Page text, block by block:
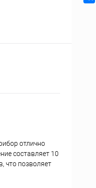
отлично
составляет 10
что позволяет